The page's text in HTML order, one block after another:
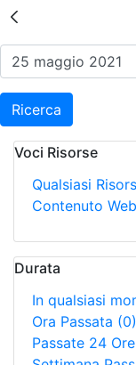
Risultati
Ricerca
Voci Risorse
Qualsiasi
Contenuto Web
Durata
In qualsiasi
Ora Passata (0)
Passate 24 Ore